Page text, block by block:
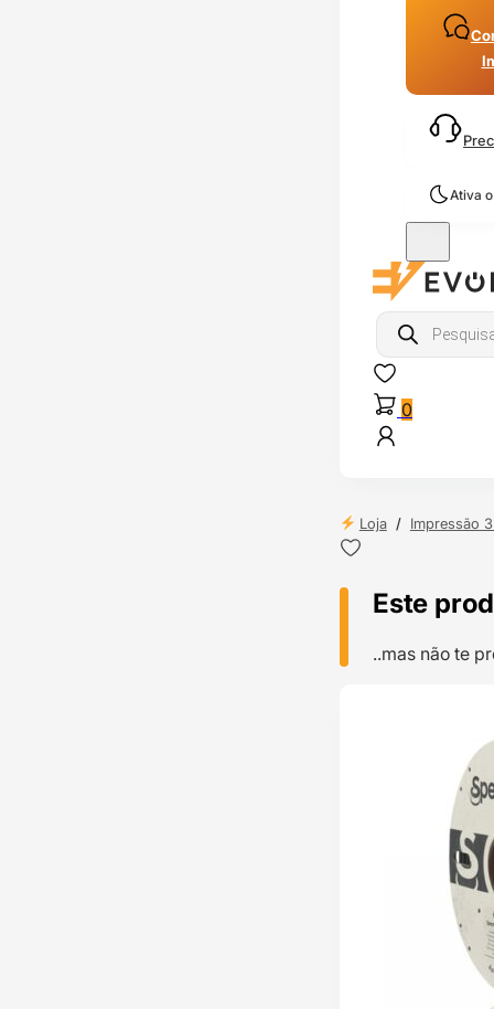
Ativa
Products
search
0
Loja / Impressão
Este
..mas não te